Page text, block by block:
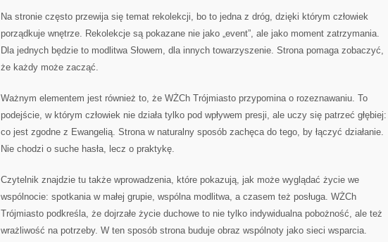
Na stronie często przewija się temat rekolekcji, bo to jedna z dróg, dzięki którym człowiek
porządkuje wnętrze. Rekolekcje są pokazane nie jako „event”, ale jako moment zatrzymania.
Dla jednych będzie to modlitwa Słowem, dla innych towarzyszenie. Strona pomaga zobaczyć,
że każdy może zacząć.
Ważnym elementem jest również to, że WŻCh Trójmiasto przypomina o rozeznawaniu. To
podejście, w którym człowiek nie działa tylko pod wpływem presji, ale uczy się patrzeć głębiej:
co jest zgodne z Ewangelią. Strona w naturalny sposób zachęca do tego, by łączyć działanie.
Nie chodzi o suche hasła, lecz o praktykę.
Czytelnik znajdzie tu także wprowadzenia, które pokazują, jak może wyglądać życie we
wspólnocie: spotkania w małej grupie, wspólna modlitwa, a czasem też posługa. WŻCh
Trójmiasto podkreśla, że dojrzałe życie duchowe to nie tylko indywidualna pobożność, ale też
wrażliwość na potrzeby. W ten sposób strona buduje obraz wspólnoty jako sieci wsparcia.